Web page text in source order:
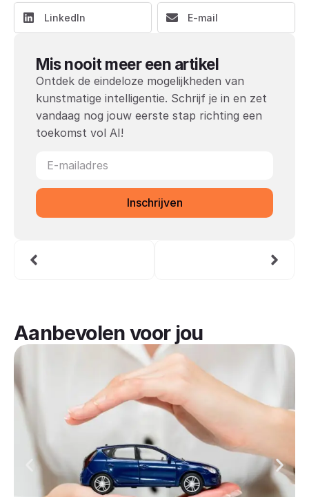
LinkedIn E-mail
Mis nooit meer een artikel
Ontdek de eindeloze mogelijkheden van
kunstmatige intelligentie. Schrijf je in en zet
vandaag nog jouw eerste stap richting een
toekomst vol AI!
Inschrijven
Aanbevolen voor jou